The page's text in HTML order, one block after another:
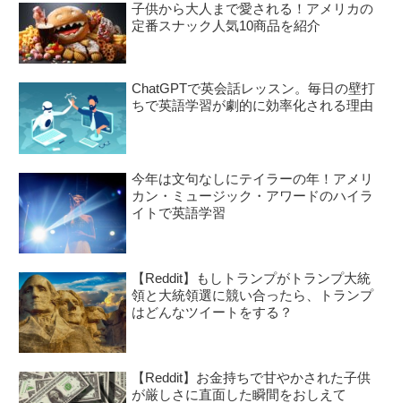
子供から大人まで愛される！アメリカの
定番スナック人気10商品を紹介
ChatGPTで英会話レッスン。毎日の壁打
ちで英語学習が劇的に効率化される理由
今年は文句なしにテイラーの年！アメリ
カン・ミュージック・アワードのハイラ
イトで英語学習
【Reddit】もしトランプがトランプ大統
領と大統領選に競い合ったら、トランプ
はどんなツイートをする？
【Reddit】お金持ちで甘やかされた子供
が厳しさに直面した瞬間をおしえて